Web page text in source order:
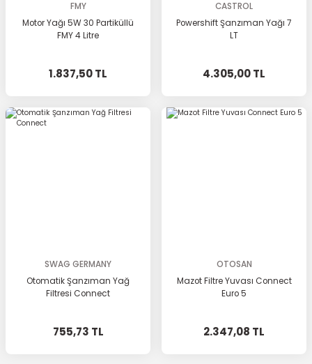
FMY
Motor Yağı 5W 30 Partiküllü
FMY 4 Litre
1.837,50 TL
CASTROL
Powershift Şanzıman Yağı 7
LT
4.305,00 TL
SWAG GERMANY
Otomatik Şanzıman Yağ
Filtresi Connect
755,73 TL
OTOSAN
Mazot Filtre Yuvası Connect
Euro 5
2.347,08 TL